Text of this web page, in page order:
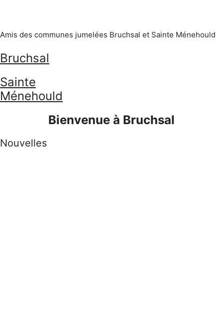
Amis des communes jumelées Bruchsal et Sainte Ménehould
Bruchsal
Sainte
Ménehould
Bienvenue à Bruchsal
Nouvelles